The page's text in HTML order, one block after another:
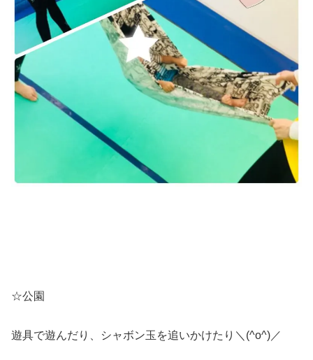
☆公園
遊具で遊んだり、シャボン玉を追いかけたり＼(^o^)／